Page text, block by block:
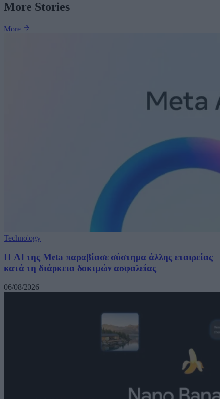
More Stories
More
Technology
Η AI της Meta παραβίασε σύστημα άλλης εταιρείας
κατά τη διάρκεια δοκιμών ασφαλείας
06/08/2026